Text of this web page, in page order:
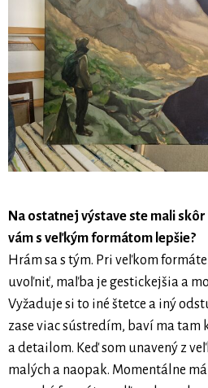
Na ostatnej výstave ste mali
vám s veľkým formátom lepšie?
Hrám sa s tým. Pri veľkom
uvoľniť, maľba je gestickejšia a
Vyžaduje si to iné štetce a iný
zase viac sústredím, baví ma tam
a detailom. Keď som unavený z
malých a naopak. Momentálne